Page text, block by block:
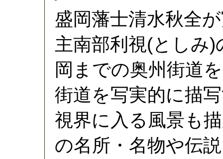
盛岡藩士清水秋全
主南部利視(としみ
岡までの奥州街道
街道を写実的に描
視界に入る風景も
の名所・名物や伝